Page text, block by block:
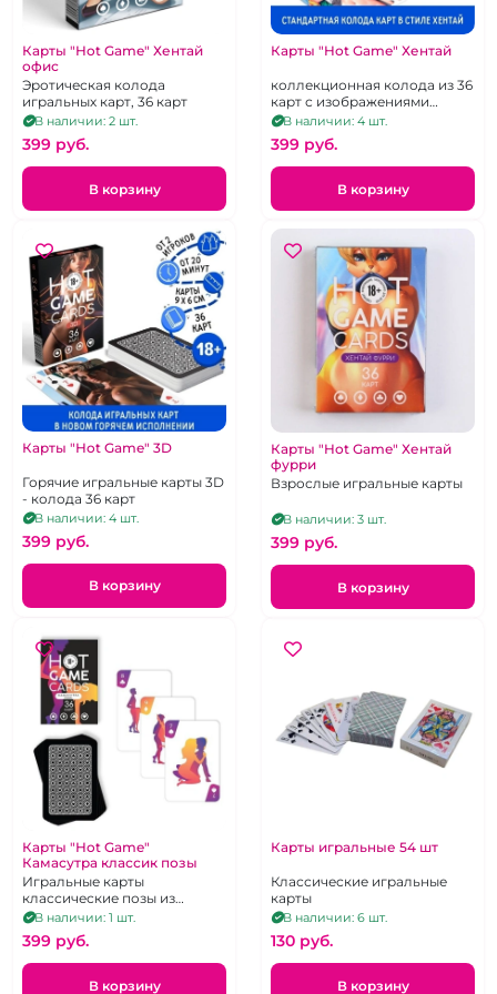
Карты "Hot Game" Хентай
офис
Эротическая колода
игральных карт, 36 карт
В наличии: 2 шт.
399 pуб.
В корзину
Карты "Hot Game" Хентай
коллекционная колода из 36
карт с изображениями
горячих аниме-девушек
В наличии: 4 шт.
399 pуб.
В корзину
Карты "Hot Game" 3D
Горячие игральные карты 3D
- колода 36 карт
В наличии: 4 шт.
399 pуб.
В корзину
Карты "Hot Game" Хентай
фурри
Взрослые игральные карты
В наличии: 3 шт.
399 pуб.
В корзину
Карты "Hot Game"
Камасутра классик позы
Игральные карты
классические позы из
камасутры 36 карт
В наличии: 1 шт.
399 pуб.
В корзину
Карты игральные 54 шт
Классические игральные
карты
В наличии: 6 шт.
130 pуб.
В корзину